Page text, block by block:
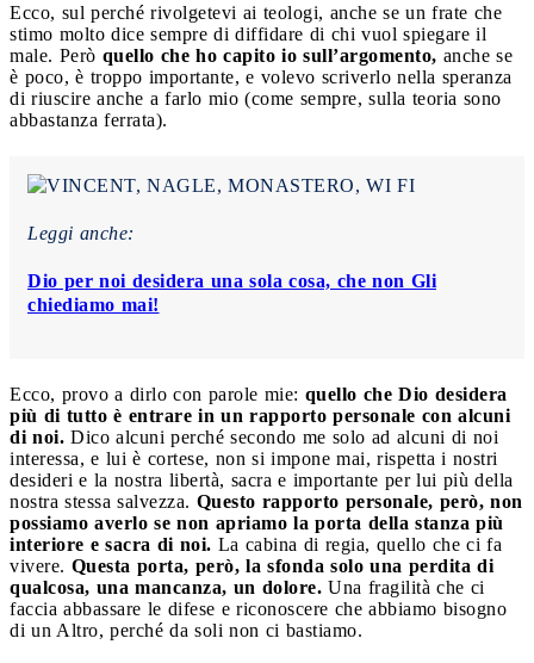
Ecco, sul perché rivolgetevi ai teologi, anche se un frate che
stimo molto dice sempre di diffidare di chi vuol spiegare il
male. Però quello che ho capito io sull’argomento, anche se
è poco, è troppo importante, e volevo scriverlo nella speranza
di riuscire anche a farlo mio (come sempre, sulla teoria sono
abbastanza ferrata).
Leggi anche:
Dio per noi desidera una sola cosa, che non Gli
chiediamo mai!
Ecco, provo a dirlo con parole mie: quello che Dio desidera
più di tutto è entrare in un rapporto personale con alcuni
di noi. Dico alcuni perché secondo me solo ad alcuni di noi
interessa, e lui è cortese, non si impone mai, rispetta i nostri
desideri e la nostra libertà, sacra e importante per lui più della
nostra stessa salvezza. Questo rapporto personale, però, non
possiamo averlo se non apriamo la porta della stanza più
interiore e sacra di noi. La cabina di regia, quello che ci fa
vivere. Questa porta, però, la sfonda solo una perdita di
qualcosa, una mancanza, un dolore. Una fragilità che ci
faccia abbassare le difese e riconoscere che abbiamo bisogno
di un Altro, perché da soli non ci bastiamo.